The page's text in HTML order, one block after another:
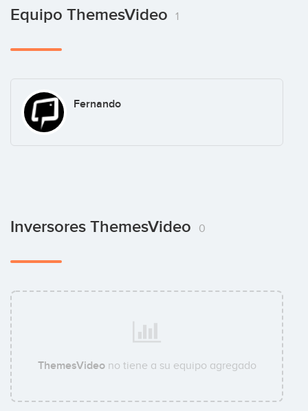
Equipo ThemesVideo 1
Fernando
Inversores ThemesVideo 0
ThemesVideono tiene a su equipo agregado